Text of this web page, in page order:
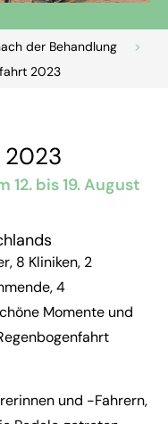
der Behandlung
>
2023
2023
12. bis 19. August
8 Kliniken, 2
4
Momente und
und -Fahrern,